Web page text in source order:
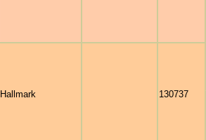
Hallmark 130737